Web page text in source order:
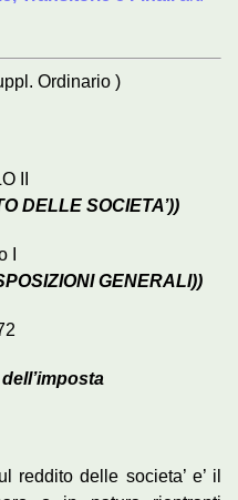
Ordinario )
II
DELLE SOCIETA’))
I
GENERALI))
reddito delle societa’ e’ il